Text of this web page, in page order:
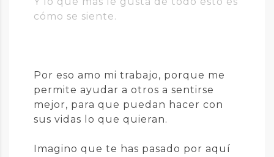
cómo se siente.
Por eso amo mi trabajo, porque me
permite ayudar a otros a sentirse
mejor, para que puedan hacer con
sus vidas lo que quieran.
Imagino que te has pasado por aquí